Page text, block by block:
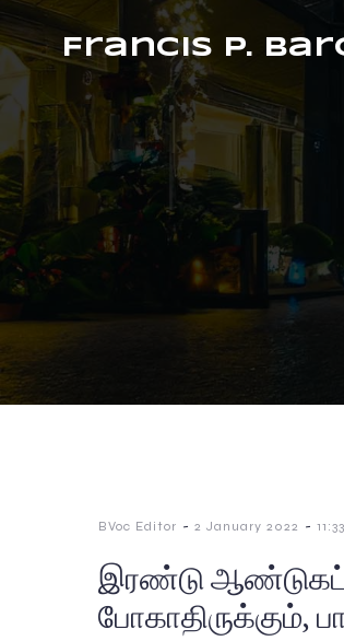
Francis P.
BVoc Editor - 2 January 2022 -
இரண்டு
போகாதிருக்கும்,